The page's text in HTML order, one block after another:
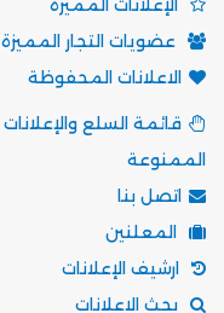
عضويات التجار المميزة
الاعلانات المحفوظة
قائمة السلع والإعلانات
الممنوعة
اتصل بنا
المعلنين
ارشيف الإعلانات
بحث الاعلانات